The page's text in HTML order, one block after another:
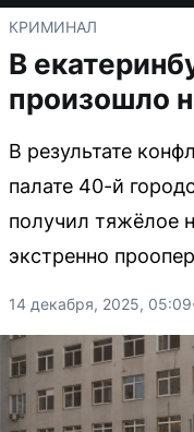
КРИМИНАЛ
В
произошло
В результате
палате 40-й
получил тяжёлое
экстренно
14 декабря, 2025, 05:09